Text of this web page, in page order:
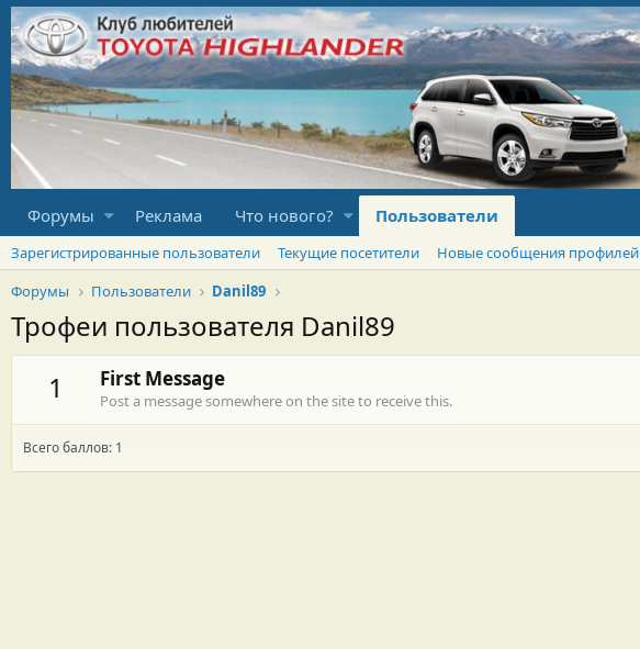
Форумы Реклама Что нового? Пользователи
Зарегистрированные пользователи Текущие посетители Новые сообщения профилей
Форумы
Пользователи Danil89
Трофеи пользователя Danil89
1
First Message
Post a message somewhere on the site to receive this.
Всего баллов: 1